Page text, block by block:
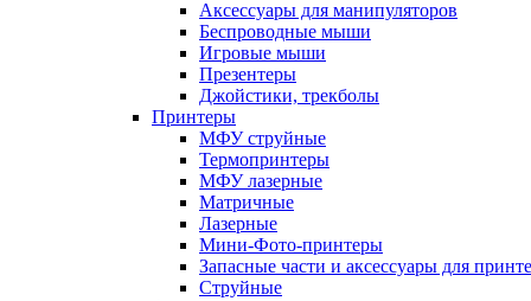
Аксессуары для манипуляторов
Беспроводные мыши
Игровые мыши
Презентеры
Джойстики, трекболы
Принтеры
МФУ струйные
Термопринтеры
МФУ лазерные
Матричные
Лазерные
Мини-Фото-принтеры
Запасные части и аксессуары для
Струйные